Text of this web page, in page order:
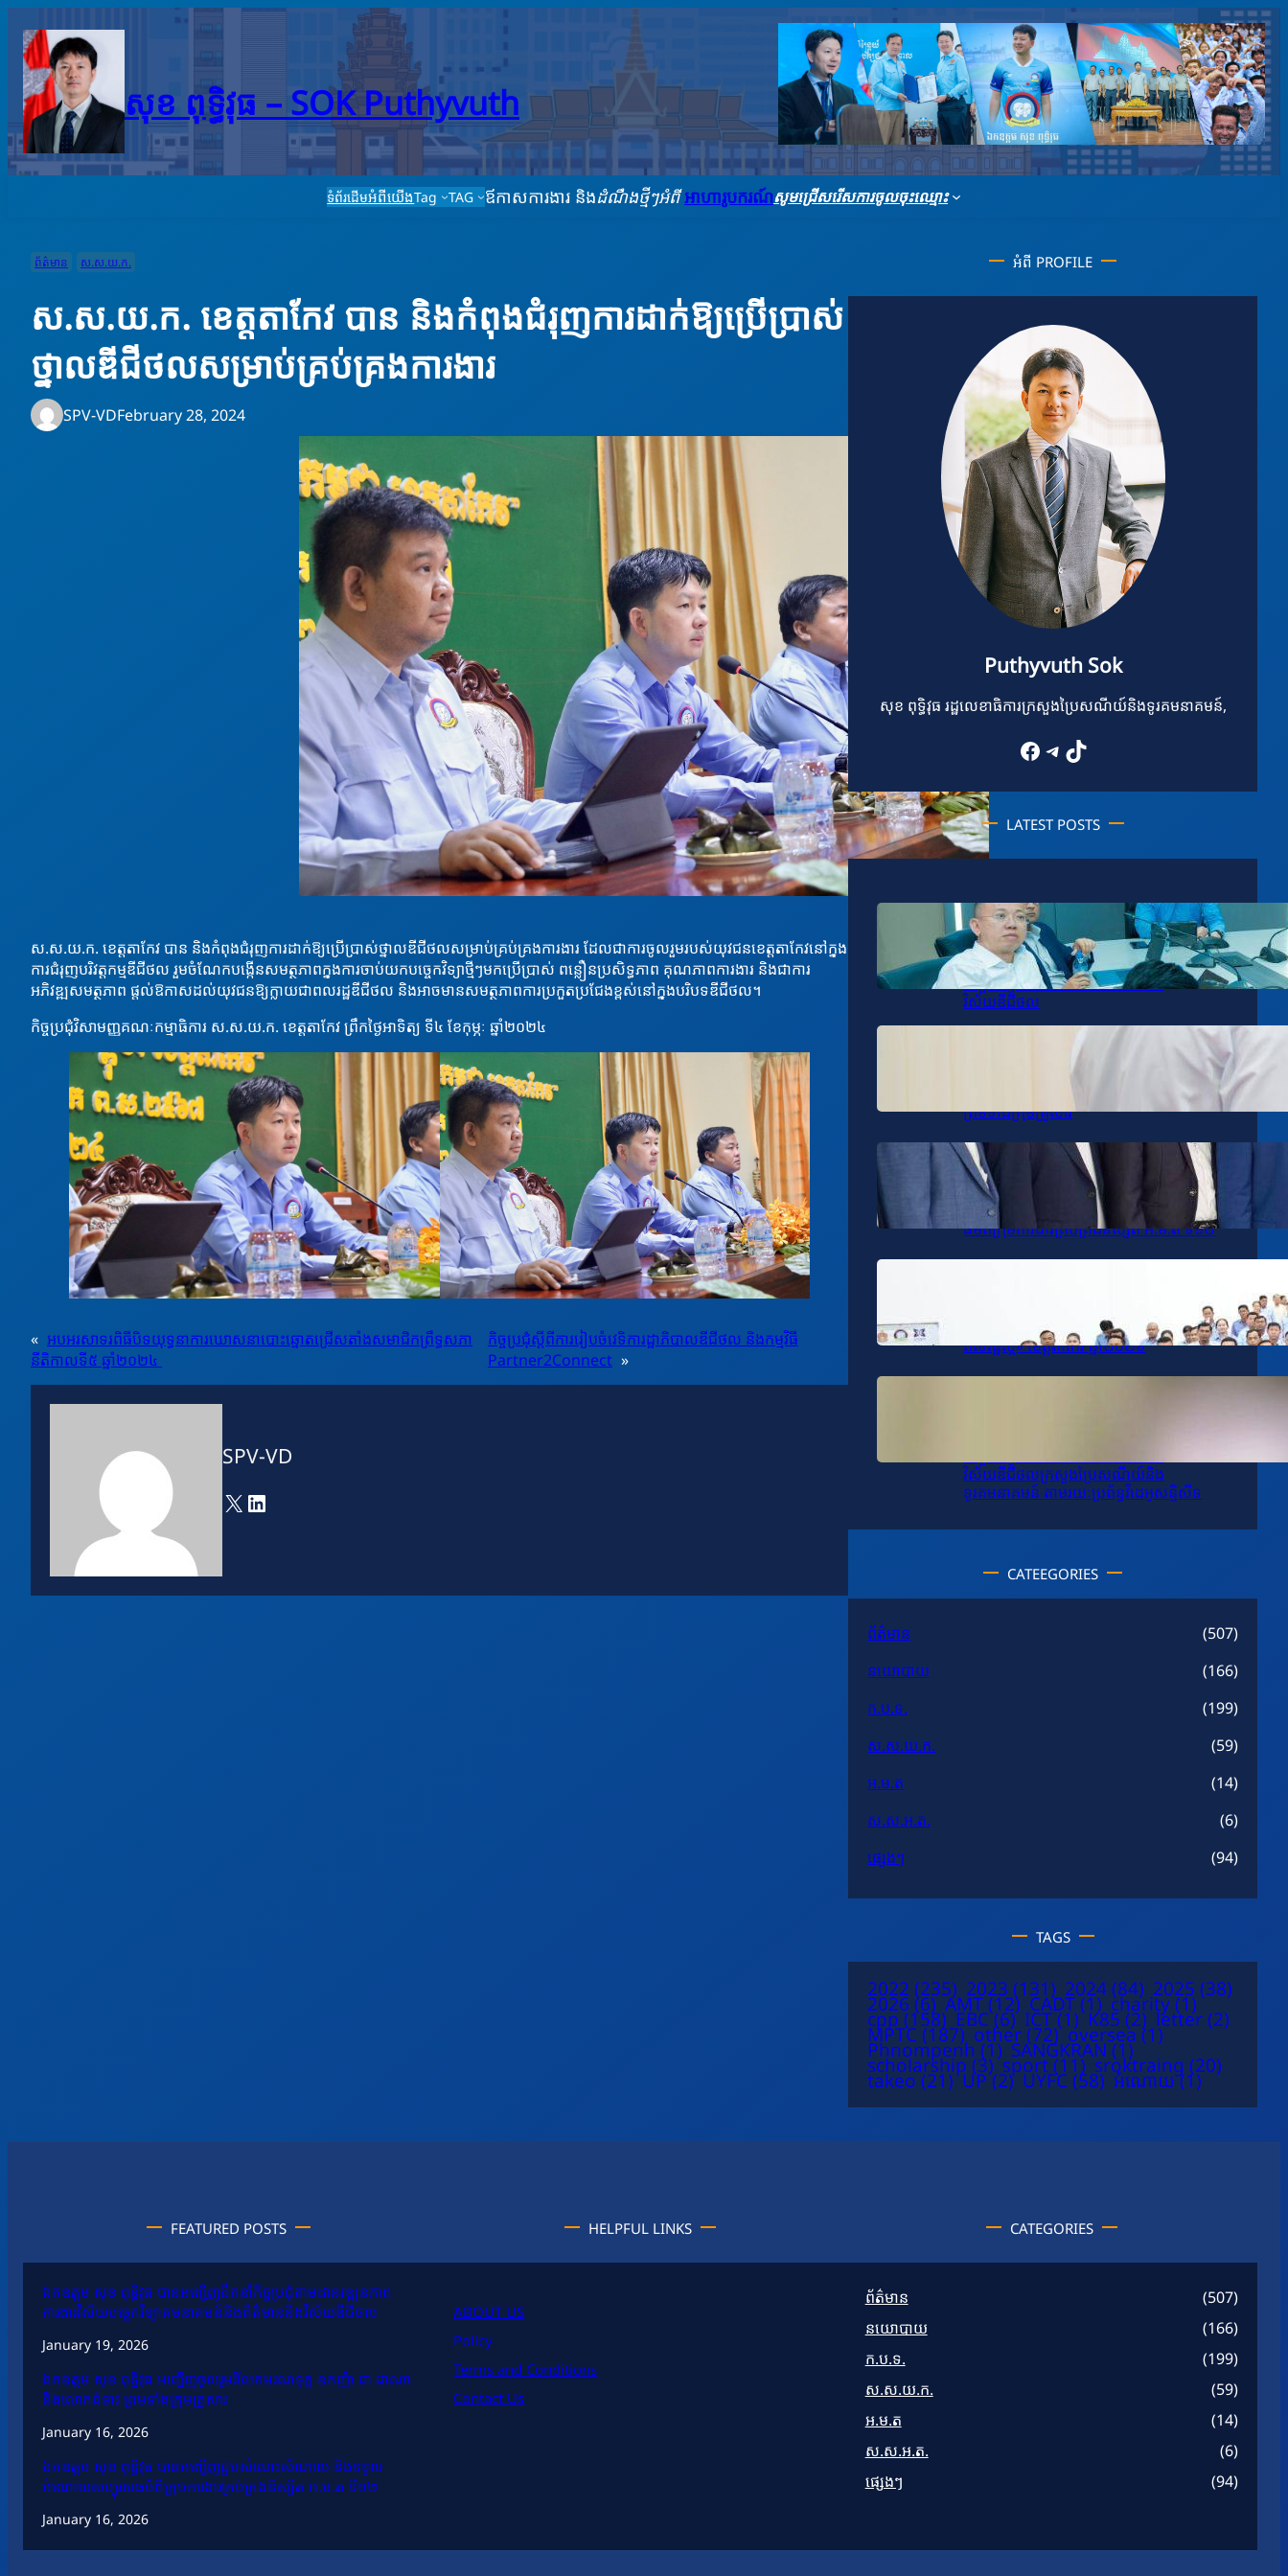
content
សុខ ពុទ្ធិវុធ – SO​K Puthyvuth
ទំព័រដើមអំពីយើងTag TAG ឪកាសការងារ និងដំណឹងថ្មីៗអំពីអាហារូបករណ៍សូមជ្រើសរើសការចូលចុះឈ្មោះ
ព័ត៌មាន ស.ស.យ.ក.
ស.ស.យ.ក. ខេត្តតាកែវ បាន និងកំពុងជំរុញការដាក់ឱ្យប្រើប្រាស់
ថ្នាលឌីជីថលសម្រាប់គ្រប់គ្រងការងារ
SPV-VDFebruary 28, 2024
ស.ស.យ.ក. ខេត្តតាកែវ បាន និងកំពុងជំរុញការដាក់ឱ្យប្រើប្រាស់ថ្នាលឌីជីថលសម្រាប់គ្រប់គ្រងការងារ ដែលជាការចូលរួមរបស់យុវជនខេត្តតាកែវនៅក្នុង
ការជំរុញបរិវត្តកម្មឌីជីថល រួមចំណែកបង្កើនសមត្ថភាពក្នុងការចាប់យកបច្ចេកវិទ្យាថ្មីៗមកប្រើប្រាស់ ពន្លឿនប្រសិទ្ធភាព គុណភាពការងារ និងជាការ
អភិវឌ្ឍសមត្ថភាព ផ្ដល់ឱកាសដល់យុវជនឱ្យក្លាយជាពលរដ្ឋឌីជីថល និងអាចមានសមត្ថភាពការប្រកួតប្រជែងខ្ពស់នៅក្នុងបរិបទឌីជីថល។
កិច្ចប្រជុំវិសាមញ្ញគណៈកម្មាធិការ ស.ស.យ.ក. ខេត្តតាកែវ ព្រឹកថ្ងៃអាទិត្យ ទី៤ ខែកុម្ភៈ ឆ្នាំ២០២៤
« អបអរសាទរពិធីបិទយុទ្ធនាការឃោសនាបោះឆ្នោតជ្រេីសតាំងសមាជិកព្រឹទ្ធសភា
នីតិកាលទី៥ ឆ្នាំ២០២៤
កិច្ចប្រជុំស្ដីពីការរៀបចំវេទិការដ្ឋាភិបាលឌីជីថល និងកម្មវិធី
Partner2Connect »
SPV-VD
X LinkedIn
អំពី PROFILE
Puthyvuth Sok
សុខ ពុទ្ធិវុធ រដ្ឋលេខាធិការក្រសួងប្រៃសណីយ៍និងទូរគមនាគមន៍,
Facebook Telegram TikTok
LATEST POSTS
January 19, 2026.SPV-VD
ឯកឧត្តម សុខ ពុទ្ធិវុធ បានអញ្ជើញដឹកនាំកិច្ចប្រជុំ
តាមដានវឌ្ឍនភាពការងារវិស័យ
បច្ចេកវិទ្យាគមនាគមន៍និងព័ត៌មាននិង
វិស័យឌីជីថល
SPV-VD
ឯកឧត្តម សុខ ពុទ្ធិវុធ អញ្ជើញចូលរួមរំលែក
មរណទុក្ខ ឧកញ៉ា ជា ដាណា និងលោកជំទាវ
ព្រមទាំងក្រុមគ្រួសារ
January 16, 2026 SPV-VD
ឯកឧត្តម សុខ ពុទ្ធិវុធ បានអញ្ជើញជួប
សំណេះសំណាល និងទទួលអំណោយសប្បុរស
ធម៌ពីក្រុមការងារគ្រប់គ្រងនិស្សិត អ.ម.ត ទី១២
ឯកឧត្តម សុខ ពុទ្ធិវុធ បានអញ្ជើញជាអធិបតីក្នុង
ពិធីបើកដំណើរការបង្រៀនក្លឹបសិក្សា «មនសិការ
ពលរដ្ឋល្អ» ខេត្តតាកែវ ឆ្នាំ២០២៦
January 14, 2026.SPV-VD
វិស័យឌីជីថលក្រសួងប្រៃសណីយ៍និង
ទូរគមនាគមន៍ តាមរយៈប្រព័ន្ធវីដេអូសន្និសីទ
CATEEGORIES
ព័ត៌មាន
(507)
នយោបាយ
(166)
ក.ប.ទ.
(199)
ស.ស.យ.ក.
(59)
អ.ម.ត
(14)
ស.ស.អ.ត.
(6)
ផ្សេងៗ
(94)
TAGS
2022 (235) 2023 (131) 2024 (84) 2025 (38)
2026 (6) AMT (12) CADT (1) charity (1)
cpp (158) EBC (6) ICT (1) K85 (2) letter (2)
MPTC (187) other (72) oversea (1)
Phnompenh (1) SANGKRAN (1)
scholarship (3) sport (11) sroktraing (20)
takeo (21) UP (2) UYFC (58) អំណោយ (1)
FEATURED POSTS
ឯកឧត្តម សុខ ពុទ្ធិវុធ បានអញ្ជើញដឹកនាំកិច្ចប្រជុំតាមដានវឌ្ឍនភាព
ការងារវិស័យបច្ចេកវិទ្យាគមនាគមន៍និងព័ត៌មាននិងវិស័យឌីជីថល
January 19, 2026
ឯកឧត្តម សុខ ពុទ្ធិវុធ អញ្ជើញចូលរួមរំលែកមរណទុក្ខ ឧកញ៉ា ជា ដាណា
និងលោកជំទាវ ព្រមទាំងក្រុមគ្រួសារ
January 16, 2026
ឯកឧត្តម សុខ ពុទ្ធិវុធ បានអញ្ជើញជួបសំណេះសំណាល និងទទួល
អំណោយសប្បុរសធម៌ពីក្រុមការងារគ្រប់គ្រងនិស្សិត អ.ម.ត ទី១២
January 16, 2026
HELPFUL LINKS
ABOUT US
Policy
Terms and Conditions
Contact Us
CATEGORIES
ព័ត៌មាន
(507)
នយោបាយ
(166)
ក.ប.ទ.
(199)
ស.ស.យ.ក.
(59)
អ.ម.ត
(14)
ស.ស.អ.ត.
(6)
ផ្សេងៗ
(94)